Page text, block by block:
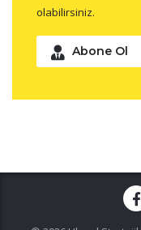
olabilirsiniz.
Abone Ol